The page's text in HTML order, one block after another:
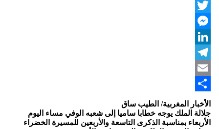
WhatsApp
Twitter
Messenger
LinkedIn
Telegram
Email
Share
الأخبار المغربية/ الطيب ساق
جلالة الملك يوجه خطابا ساميا إلى شعبه الوفي مساء اليوم
الأربعاء بمناسبة الذكرى التاسعة والأربعين للمسيرة الخضراء